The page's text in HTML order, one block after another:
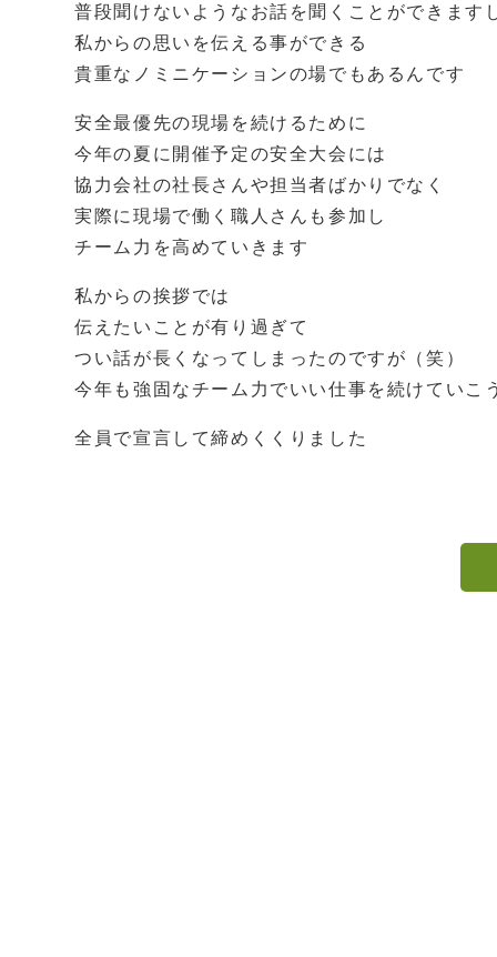
普段聞けないようなお話を聞くことができます
私からの思いを伝える事ができる
貴重なノミニケーションの場でもあるんです
安全最優先の現場を続けるために
今年の夏に開催予定の安全大会には
協力会社の社長さんや担当者ばかりでなく
実際に現場で働く職人さんも参加し
チーム力を高めていきます
私からの挨拶では
伝えたいことが有り過ぎて
つい話が長くなってしまったのですが（笑）
今年も強固なチーム力でいい仕事を続けていこ
全員で宣言して締めくくりました